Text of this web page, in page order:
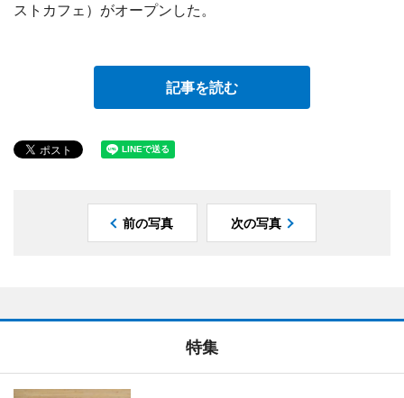
ストカフェ）がオープンした。
記事を読む
前の写真 次の写真
特集